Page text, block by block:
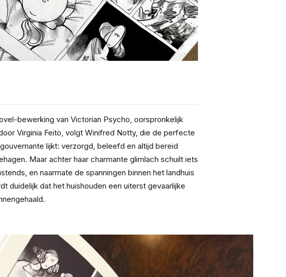
bewerking van Victorian Psycho, oorspronkelijk
Virginia Feito, volgt Winifred Notty, die de perfecte
lijkt: verzorgd, beleefd en altijd bereid
Maar achter haar charmante glimlach schuilt iets
en naarmate de spanningen binnen het landhuis
duidelijk dat het huishouden een uiterst gevaarlijke